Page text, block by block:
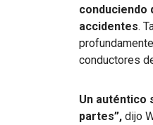
conduciendo
accidentes.
conductores
Un auténtico
partes”, dijo